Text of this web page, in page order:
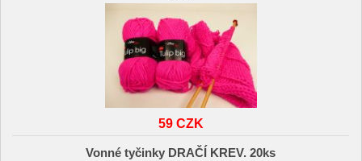
59 CZK
Vonné tyčinky DRAČÍ KREV. 20ks